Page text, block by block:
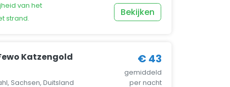
van het
strand.
Bekijken
Katzengold
Sachsen, Duitsland
€ 43
gemiddeld
per nacht